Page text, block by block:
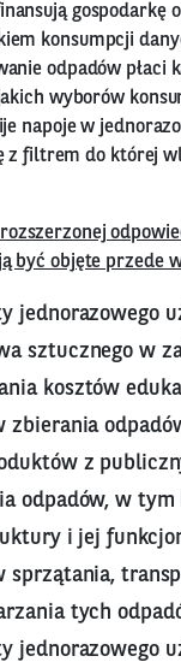
gospodarkę
konsumpcji
odpadów płaci
wyborów
napoje w
z filtrem do której
być objęte przede
jednorazowego
sztucznego w
kosztów
zbierania
z
odpadów, w tym
i jej
sprzątania,
tych
jednorazowego